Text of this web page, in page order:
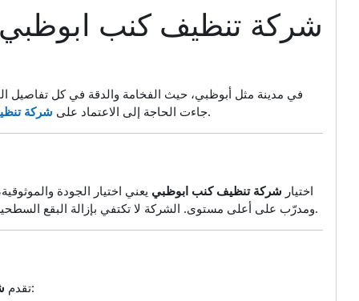
شركة تنظيف كنب ابوظبي:
في مدينة مثل أبوظبي، حيث الفخامة والدقة في كل تفاصيل
جاءت الحاجة إلى الاعتماد على شركة لتقديم خدمات احترافية تضمن نظافة مثالية دون أي تلف أو بهتان في أقمشة الكنب.
اختيار شركة تنظيف كنب ابوظبي يعني اختيار الجودة
ومدرّب على أعلى مستوى. الشركة لا تكتفي بإزالة البقع السطحية فقط، بل تصل إلى عمق الألياف لتنظيف شامل وتعقيم كامل يضمن لك الراحة والنظافة والانتعاش.
تقدممجموعة من الخدمات المتكاملة لتلبية كافة احتياجات العملاء، ومن أبرزها: